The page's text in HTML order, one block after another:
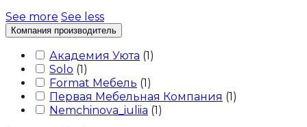
See more See less
Компания производитель
Академия Уюта (1)
Solo (1)
Format Мебель (1)
Первая Мебельная Компания (1)
Nemchinova_iuliia (1)